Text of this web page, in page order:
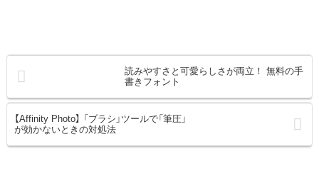
読みやすさと可愛らしさが両立！ 無料の手
書きフォント
【Affinity Photo】 「ブラシ」ツールで「筆圧」
が効かないときの対処法